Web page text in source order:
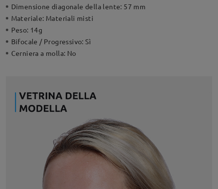
Dimensione diagonale della lente: 57 mm
Materiale: Materiali misti
Peso: 14g
Bifocale / Progressivo:Sì
Cerniera a molla: No